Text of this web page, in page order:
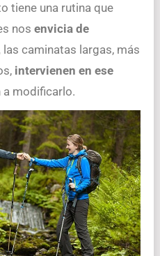
tiene una rutina que
nos envicia de
las caminatas largas, más
intervienen en ese
a modificarlo.